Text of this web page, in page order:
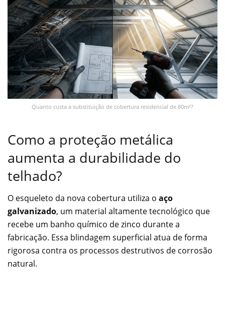
Quanto custa a substituição de cobertura residencial de 80m²?
Como a proteção metálica
aumenta a durabilidade do
telhado?
O esqueleto da nova cobertura utiliza o aço
galvanizado, um material altamente tecnológico que
recebe um banho químico de zinco durante a
fabricação. Essa blindagem superficial atua de forma
rigorosa contra os processos destrutivos de corrosão
natural.